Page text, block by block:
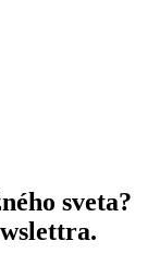
sveta?